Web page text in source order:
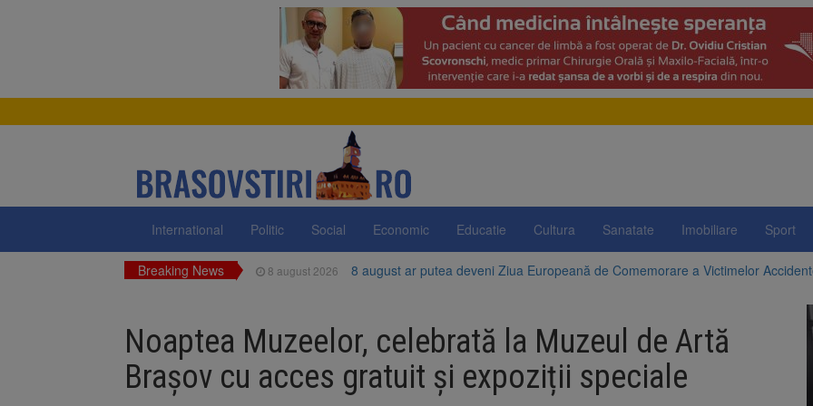
International Politic Social Economic Educatie Cultura Sanatate Imobiliare Sport
Breaking News 8 august 2026 8 august ar putea deveni Ziua Europeană de Comemorare a Victimelor
8 august 2026 Ungaria renunță la apelul pentru reducerea consumului de energie. Nivelul
8 august 2026 Asociația Română pentru Iluminat cere reducerea luminii pe timpul nopții, nu
Noaptea Muzeelor, celebrată la Muzeul de Artă
Brașov cu acces gratuit și expoziții speciale